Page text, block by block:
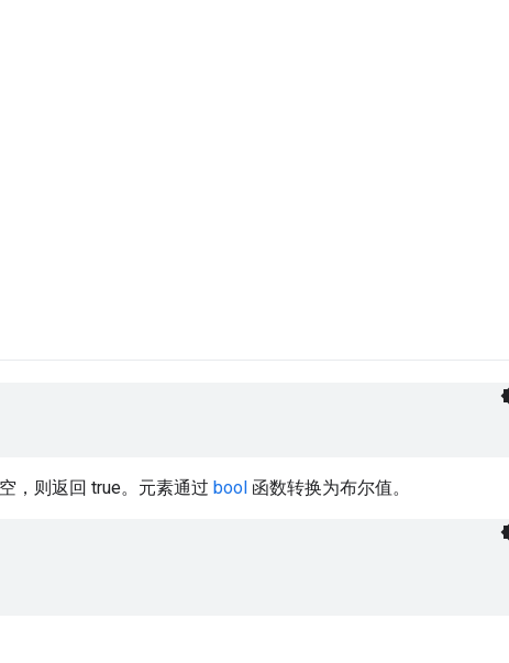
，则返回 true。元素通过 bool 函数转换为布尔值。